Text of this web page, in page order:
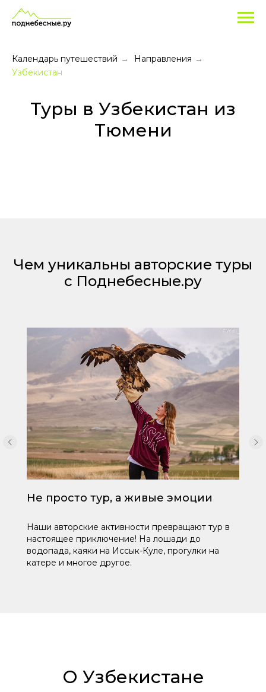
Туры
Узбекистан
из
Тюмени
Календарь путешествий → Направления →
Узбекистан
Туры в Узбекистан из
Тюмени
Чем уникальны авторские туры
с Поднебесные.ру
Не просто тур, а живые эмоции
Наши авторские активности превращают тур в
настоящее приключение! На лошади до
водопада, каяки на Иссык-Куле, прогулки на
катере и многое другое.
О Узбекистане